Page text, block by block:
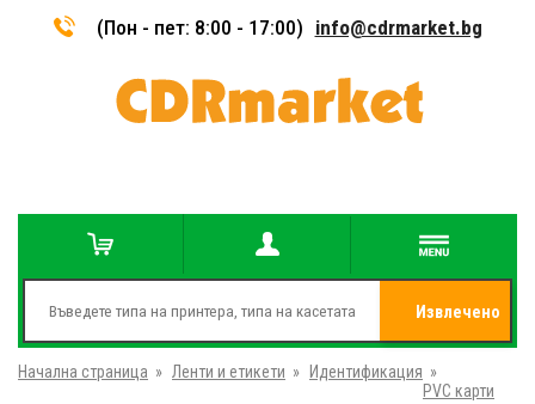
(Пон - пет: 8:00 - 17:00) info@cdrmarket.bg
Извлечено
от
Начална страница » Ленти и етикети » Идентификация »
PVC карти